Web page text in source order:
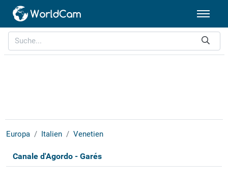
Europa Italien Venetien
Canale d'Agordo - Garés